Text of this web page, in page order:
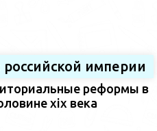
российской империи
реформы в
xix века